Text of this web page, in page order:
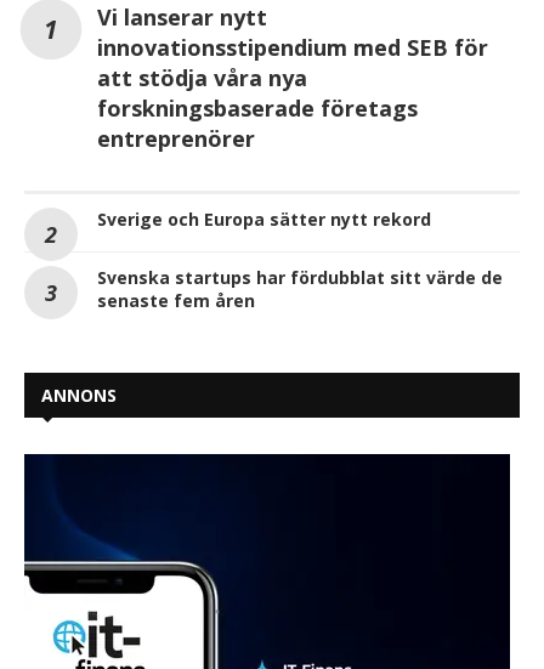
Vi lanserar nytt
innovationsstipendium med SEB för
att stödja våra nya
forskningsbaserade företags
entreprenörer
Sverige och Europa sätter nytt rekord
Svenska startups har fördubblat sitt värde de
senaste fem åren
ANNONS